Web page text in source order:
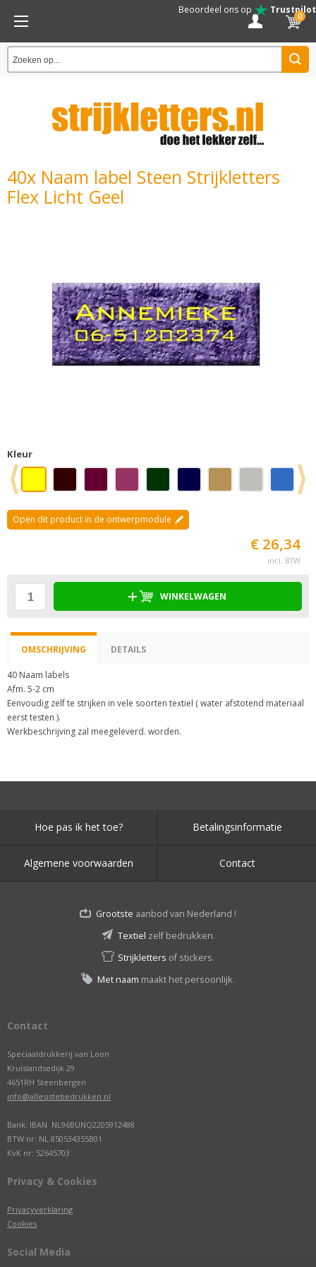
Beoordeel ons op Trustpilot
0
40x Naam label Steen Strijkletters
Flex Licht Geel
Kleur
Open dit product in de ontwerpmodule
€ 26,34
incl. BTW
WINKELWAGEN
OMSCHRIJVING DETAILS
40 Naam labels
Afm. 5-2 cm
Eenvoudig zelf te strijken in vele soorten textiel ( water afstotend materiaal
eerst testen ).
Werkbeschrijving zal meegeleverd. worden.
Hoe pas ik het toe? Betalingsinformatie
Algemene voorwaarden Contact
Grootste aanbod van Nederland !
Textiel zelf bedrukken.
Strijkletters of stickers.
Met naam maakt het persoonlijk.
Contact
Speciaaldrukkerij van Loon
Kruislandsedijk 29
4651RH Steenbergen
info@allesistebedrukken.nl
Bank: IBAN NL96BUNQ2205912488
BTW nr: NL.850534355B01
KvK nr: 52645703
Privacy & Cookies
Privacyverklaring
Cookies
Social Media